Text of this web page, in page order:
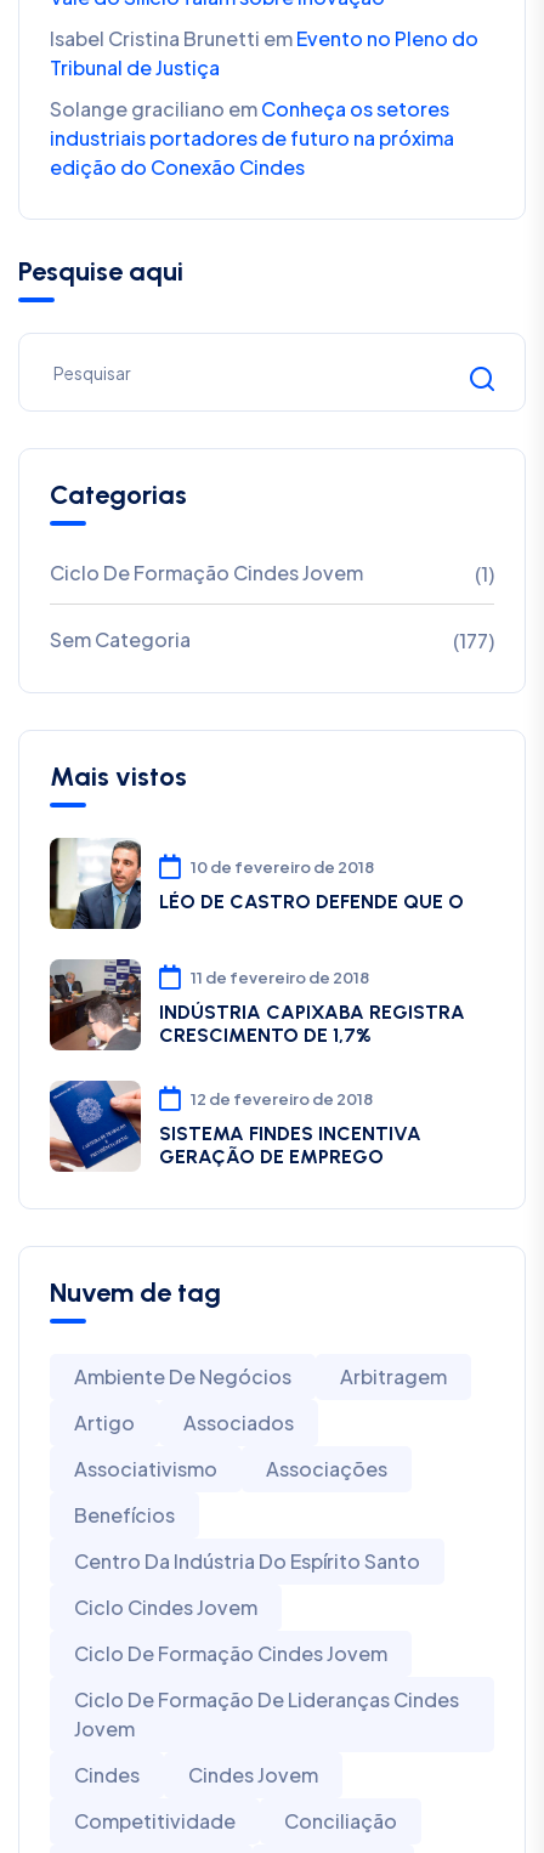
Isabel Cristina Brunetti emEvento no Pleno do
Tribunal de Justiça
Solange graciliano emConheça os setores
industriais portadores de futuro na próxima
edição do Conexão Cindes
Pesquise aqui
Categorias
Ciclo De Formação Cindes Jovem (1)
Sem Categoria (177)
Mais vistos
10 de fevereiro de 2018
LÉO DE CASTRO DEFENDE QUE O
11 de fevereiro de 2018
INDÚSTRIA CAPIXABA REGISTRA
CRESCIMENTO DE 1,7%
12 de fevereiro de 2018
SISTEMA FINDES INCENTIVA
GERAÇÃO DE EMPREGO
Nuvem de tag
Ambiente De Negócios
Arbitragem
Artigo
Associados
Associativismo
Associações
Benefícios
Centro Da Indústria Do Espírito Santo
Ciclo Cindes Jovem
Ciclo De Formação Cindes Jovem
Ciclo De Formação De Lideranças Cindes
Jovem
Cindes
Cindes Jovem
Competitividade
Conciliação